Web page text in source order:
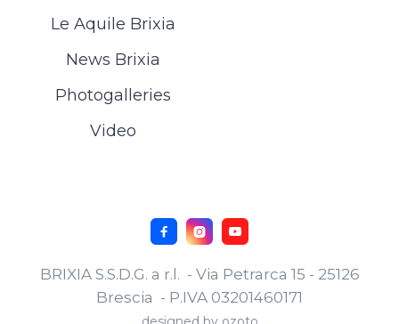
Le Aquile Brixia
News Brixia
Photogalleries
Video
BRIXIA S.S.D.G. a r.l. - Via Petrarca 15 - 25126
Brescia - P.IVA 03201460171
  